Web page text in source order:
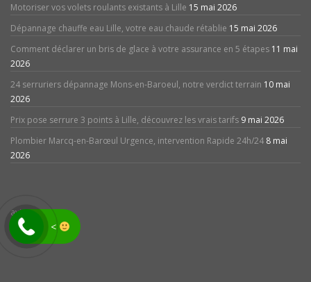
Motoriser vos volets roulants existants à Lille 15 mai 2026
Dépannage chauffe eau Lille, votre eau chaude rétablie 15 mai 2026
Comment déclarer un bris de glace à votre assurance en 5 étapes 11 mai
2026
24 serruriers dépannage Mons-en-Baroeul, notre verdict terrain 10 mai
2026
Prix pose serrure 3 points à Lille, découvrez les vrais tarifs 9 mai 2026
Plombier Marcq-en-Barœul Urgence, intervention Rapide 24h/24 8 mai
2026
avis
<